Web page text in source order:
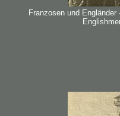
Franzosen und